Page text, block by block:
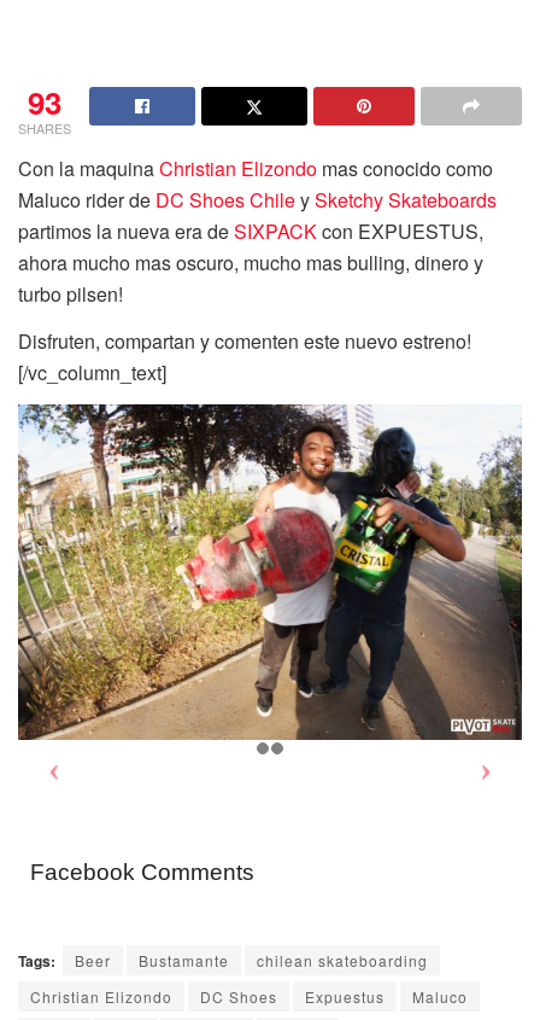
93
SHARES
Con la maquinaChristian Elizondo mas conocido como
Maluco rider de DC Shoes ChileySketchy Skateboards
partimos la nueva era deSIXPACKcon EXPUESTUS,
ahora mucho mas oscuro, mucho mas bulling, dinero y
turbo pilsen!
Disfruten, compartan y comenten este nuevo estreno!
[/vc_column_text]
Facebook Comments
Tags: Beer Bustamante
chilean skateboarding
Christian Elizondo
DC Shoes Expuestus
Maluco